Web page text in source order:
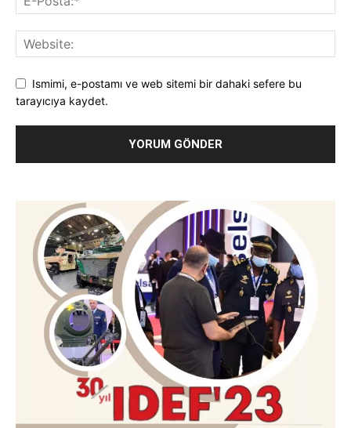
Ismimi, e-postamı ve web sitemi bir dahaki sefere bu
tarayıcıya kaydet.